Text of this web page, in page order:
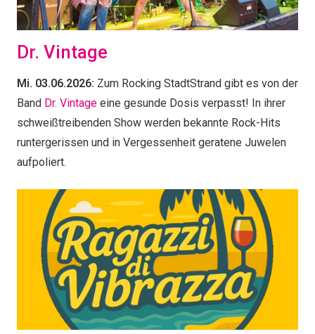
Dr. Vintage
Mi. 03.06.2026: Zum Rocking StadtStrand gibt es von der
Band Dr. Vintage eine gesunde Dosis verpasst! In ihrer
schweißtreibenden Show werden bekannte Rock-Hits
runtergerissen und in Vergessenheit geratene Juwelen
aufpoliert.